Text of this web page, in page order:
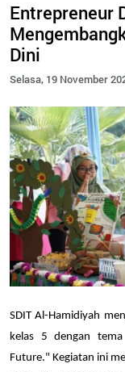
Entrepreneur
Dini
Selasa, 19 November
SDIT Al-Hamidiyah
kelas 5 dengan
Future." Kegiatan ini